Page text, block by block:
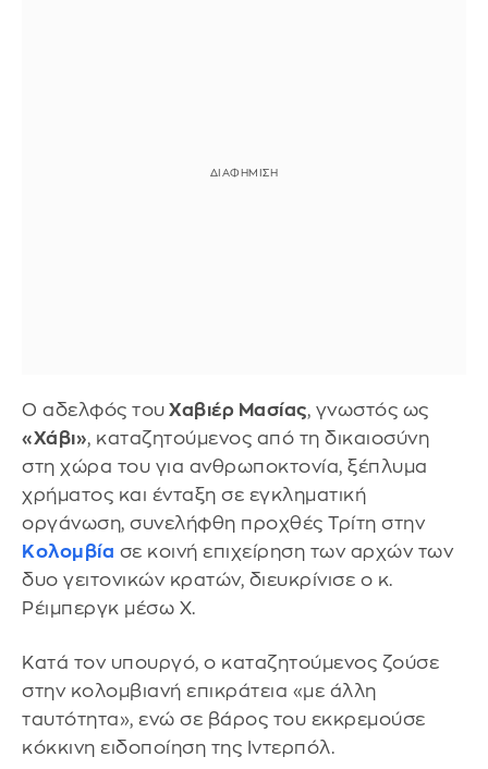
Ο αδελφός του Χαβιέρ Μασίας, γνωστός ως
«Χάβι», καταζητούμενος από τη δικαιοσύνη
στη χώρα του για ανθρωποκτονία, ξέπλυμα
χρήματος και ένταξη σε εγκληματική
οργάνωση, συνελήφθη προχθές Τρίτη στην
Κολομβία σε κοινή επιχείρηση των αρχών των
δυο γειτονικών κρατών, διευκρίνισε ο κ.
Ρέιμπεργκ μέσω X.
Κατά τον υπουργό, ο καταζητούμενος ζούσε
στην κολομβιανή επικράτεια «με άλλη
ταυτότητα», ενώ σε βάρος του εκκρεμούσε
κόκκινη ειδοποίηση της Ιντερπόλ.